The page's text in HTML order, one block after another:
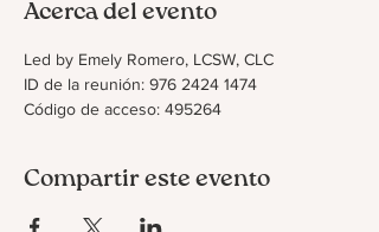
Acerca del evento
Led by Emely Romero, LCSW, CLC
ID de la reunión: 976 2424 1474
Código de acceso: 495264
Compartir este evento